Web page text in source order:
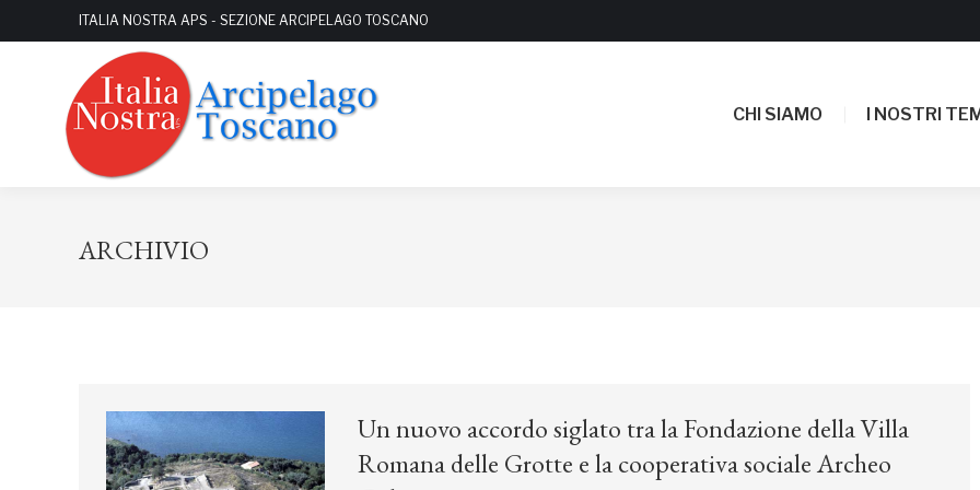
ITALIA NOSTRA APS - SEZIONE ARCIPELAGO TOSCANO
CHI SIAMO I NOSTRI
ARCHIVIO
Un nuovo accordo siglato tra la Fondazione della Villa
Romana delle Grotte e la cooperativa sociale Archeo